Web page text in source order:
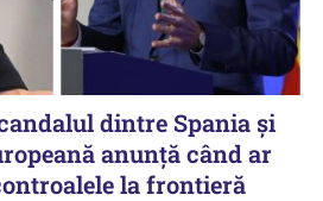
dintre Spania și
anunță când ar
la frontieră